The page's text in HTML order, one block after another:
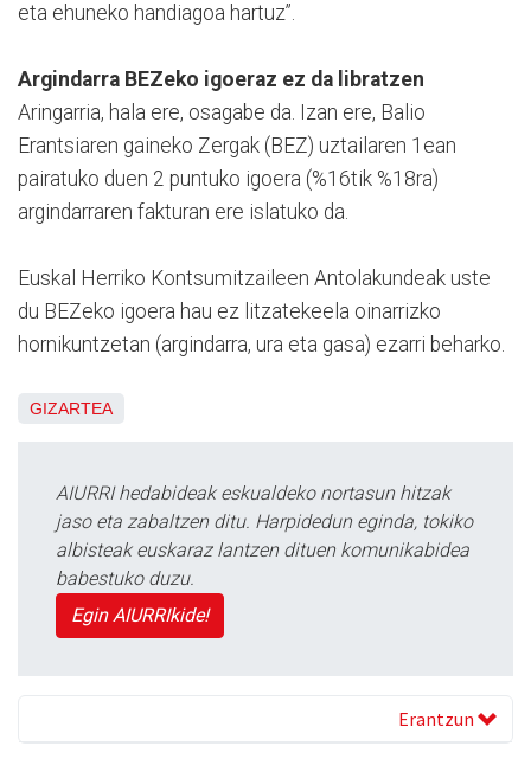
eta ehuneko handiagoa hartuz”.
Argindarra BEZeko igoeraz ez da libratzen
Aringarria, hala ere, osagabe da. Izan ere, Balio
Erantsiaren gaineko Zergak (BEZ) uztailaren 1ean
pairatuko duen 2 puntuko igoera (%16tik %18ra)
argindarraren fakturan ere islatuko da.
Euskal Herriko Kontsumitzaileen Antolakundeak uste
du BEZeko igoera hau ez litzatekeela oinarrizko
hornikuntzetan (argindarra, ura eta gasa) ezarri beharko.
GIZARTEA
AIURRI hedabideak eskualdeko nortasun hitzak
jaso eta zabaltzen ditu. Harpidedun eginda, tokiko
albisteak euskaraz lantzen dituen komunikabidea
babestuko duzu.
Egin AIURRIkide!
Erantzun